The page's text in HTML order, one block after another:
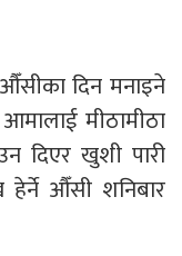
दिन मनाइने
मीठामीठा
दिएर खुशी पारी
औँसी शनिबार